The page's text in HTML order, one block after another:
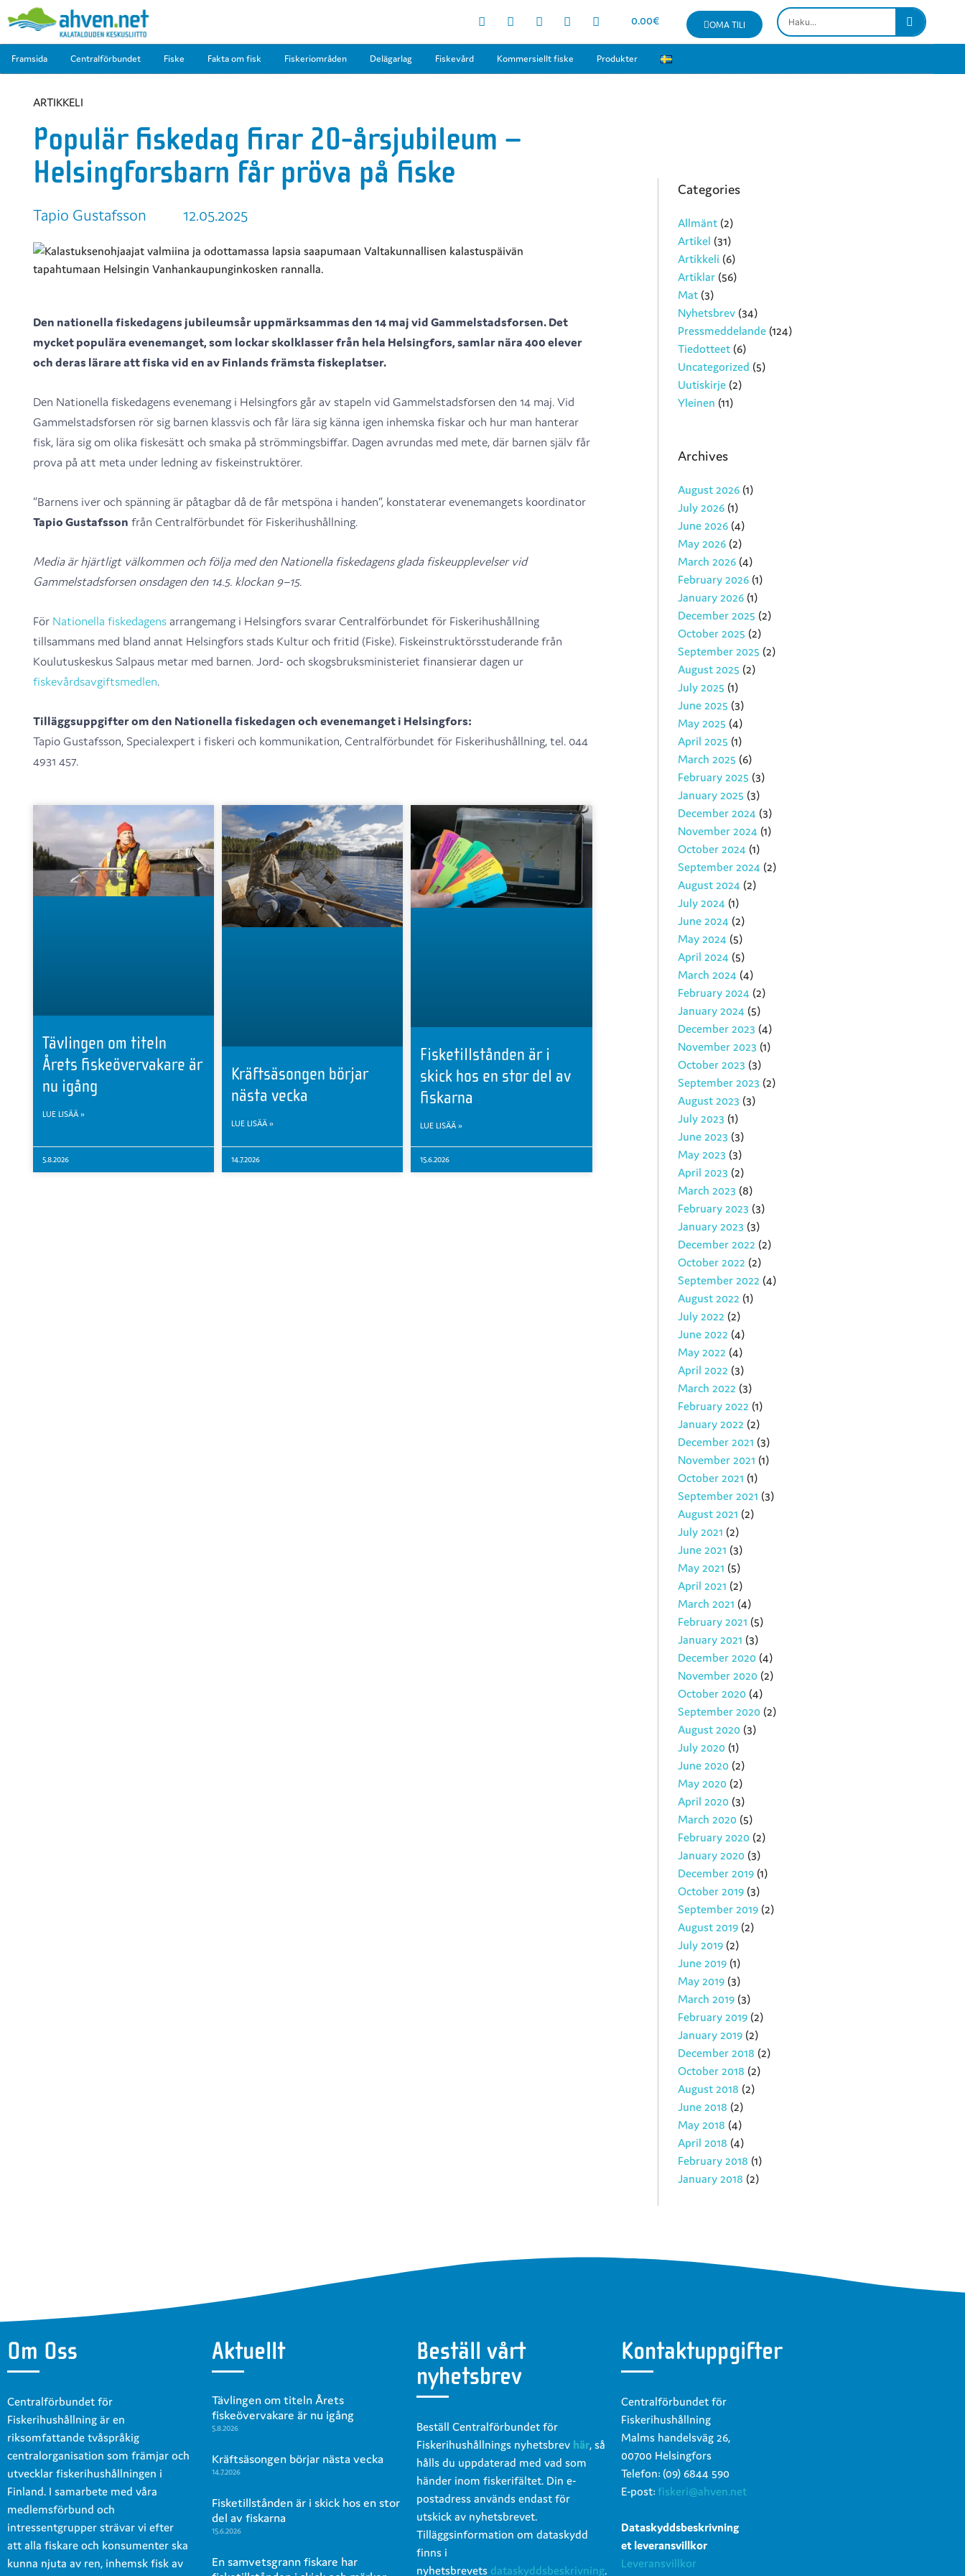
0.00€ OMA TILI
Framsida Centralförbundet Fiske Fakta om fisk Fiskeriområden Delägarlag Fiskevård Kommersiellt fiske Produkter
ARTIKKELI
Populär fiskedag firar 20-årsjubileum –
Helsingforsbarn får pröva på fiske
Tapio Gustafsson 12.05.2025
Den nationella fiskedagens jubileumsår uppmärksammas den 14 maj vid Gammelstadsforsen. Det
mycket populära evenemanget, som lockar skolklasser från hela Helsingfors, samlar nära 400 elever
och deras lärare att fiska vid en av Finlands främsta fiskeplatser.
Den Nationella fiskedagens evenemang i Helsingfors går av stapeln vid Gammelstadsforsen den 14 maj. Vid
Gammelstadsforsen rör sig barnen klassvis och får lära sig känna igen inhemska fiskar och hur man hanterar
fisk, lära sig om olika fiskesätt och smaka på strömmingsbiffar. Dagen avrundas med mete, där barnen själv får
prova på att meta under ledning av fiskeinstruktörer.
”Barnens iver och spänning är påtagbar då de får metspöna i handen”, konstaterar evenemangets koordinator
Tapio Gustafsson från Centralförbundet för Fiskerihushållning.
Media är hjärtligt välkommen och följa med den Nationella fiskedagens glada fiskeupplevelser vid
Gammelstadsforsen onsdagen den 14.5. klockan 9–15.
För Nationella fiskedagensarrangemang i Helsingfors svarar Centralförbundet för Fiskerihushållning
tillsammans med bland annat Helsingfors stads Kultur och fritid (Fiske). Fiskeinstruktörsstuderande från
Koulutuskeskus Salpaus metar med barnen. Jord- och skogsbruksministeriet finansierar dagen ur
fiskevårdsavgiftsmedlen.
Tilläggsuppgifter om den Nationella fiskedagen och evenemanget i Helsingfors:
Tapio Gustafsson, Specialexpert i fiskeri och kommunikation, Centralförbundet för Fiskerihushållning, tel. 044
4931 457.
Tävlingen om titeln
Årets fiskeövervakare är
nu igång
LUE LISÄÄ »
5.8.2026
Kräftsäsongen börjar
nästa vecka
LUE LISÄÄ »
14.7.2026
Fisketillstånden är i
skick hos en stor del av
fiskarna
LUE LISÄÄ »
15.6.2026
Categories
Allmänt (2)
Artikel (31)
Artikkeli (6)
Artiklar (56)
Mat (3)
Nyhetsbrev (34)
Pressmeddelande (124)
Tiedotteet (6)
Uncategorized (5)
Uutiskirje (2)
Yleinen (11)
Archives
August 2026 (1)
July 2026 (1)
June 2026 (4)
May 2026 (2)
March 2026 (4)
February 2026 (1)
January 2026 (1)
December 2025 (2)
October 2025 (2)
September 2025 (2)
August 2025 (2)
July 2025 (1)
June 2025 (3)
May 2025 (4)
April 2025 (1)
March 2025 (6)
February 2025 (3)
January 2025 (3)
December 2024 (3)
November 2024 (1)
October 2024 (1)
September 2024 (2)
August 2024 (2)
July 2024 (1)
June 2024 (2)
May 2024 (5)
April 2024 (5)
March 2024 (4)
February 2024 (2)
January 2024 (5)
December 2023 (4)
November 2023 (1)
October 2023 (3)
September 2023 (2)
August 2023 (3)
July 2023 (1)
June 2023 (3)
May 2023 (3)
April 2023 (2)
March 2023 (8)
February 2023 (3)
January 2023 (3)
December 2022 (2)
October 2022 (2)
September 2022 (4)
August 2022 (1)
July 2022 (2)
June 2022 (4)
May 2022 (4)
April 2022 (3)
March 2022 (3)
February 2022 (1)
January 2022 (2)
December 2021 (3)
November 2021 (1)
October 2021 (1)
September 2021 (3)
August 2021 (2)
July 2021 (2)
June 2021 (3)
May 2021 (5)
April 2021 (2)
March 2021 (4)
February 2021 (5)
January 2021 (3)
December 2020 (4)
November 2020 (2)
October 2020 (4)
September 2020 (2)
August 2020 (3)
July 2020 (1)
June 2020 (2)
May 2020 (2)
April 2020 (3)
March 2020 (5)
February 2020 (2)
January 2020 (3)
December 2019 (1)
October 2019 (3)
September 2019 (2)
August 2019 (2)
July 2019 (2)
June 2019 (1)
May 2019 (3)
March 2019 (3)
February 2019 (2)
January 2019 (2)
December 2018 (2)
October 2018 (2)
August 2018 (2)
June 2018 (2)
May 2018 (4)
April 2018 (4)
February 2018 (1)
January 2018 (2)
Om Oss
Centralförbundet för
Fiskerihushållning är en
riksomfattande tvåspråkig
centralorganisation som främjar och
utvecklar fiskerihushållningen i
Finland. I samarbete med våra
medlemsförbund och
intressentgrupper strävar vi efter
att alla fiskare och konsumenter ska
kunna njuta av ren, inhemsk fisk av
Aktuellt
Tävlingen om titeln Årets
fiskeövervakare är nu igång
5.8.2026
Kräftsäsongen börjar nästa vecka
14.7.2026
Fisketillstånden är i skick hos en stor
del av fiskarna
15.6.2026
En samvetsgrann fiskare har
Beställ vårt
nyhetsbrev
Beställ Centralförbundet för
Fiskerihushållnings nyhetsbrev här, så
hålls du uppdaterad med vad som
händer inom fiskerifältet. Din e-
postadress används endast för
utskick av nyhetsbrevet.
Tilläggsinformation om dataskydd
finns i
nyhetsbrevets dataskyddsbeskrivning.
Kontaktuppgifter
Centralförbundet för
Fiskerihushållning
Malms handelsväg 26,
00700 Helsingfors
Telefon: (09) 6844 590
E-post: fiskeri@ahven.net
Dataskyddsbeskrivning
et leveransvillkor
Leveransvillkor